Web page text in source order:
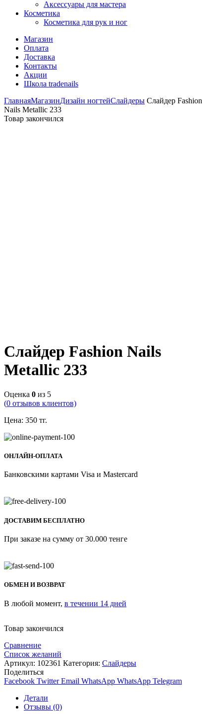
Аксессуары для мастера
Косметика
Косметика для рук и ног
Магазин
Оплата
Доставка
Контакты
Акции
Школа tradenails
ГлавнаяМагазинДизайн ногтейСлайдеры Слайдер Fashion
Nails Metallic 233
Товар закончился
Слайдер Fashion Nails
Metallic 233
Оценка 0 из 5
(0 отзывов клиентов)
Цена: 350 тг.
ОНЛАЙН-ОПЛАТА
Банковскими картами Visa и Mastercard
ДОСТАВИМ БЕСПЛАТНО
При заказе на сумму от 30.000 тенге
ОБМЕН И ВОЗВРАТ
В любой момент, в течении 14 дней
Товар закончился
Сравнение
Список желаний
Артикул: 102361 Категория: Слайдеры
Поделиться
Facebook Twitter Email WhatsApp WhatsApp Telegram
Детали
Отзывы (0)